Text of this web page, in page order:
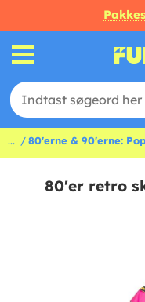
... 80'erne & 90'erne:
80'er retro